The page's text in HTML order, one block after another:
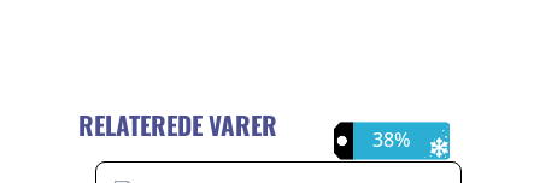
RELATEREDE VARER 50%
36%
38%